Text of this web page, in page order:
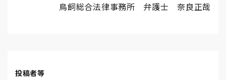
鳥飼総合法律事務所 弁護士 奈良正哉
投稿者等